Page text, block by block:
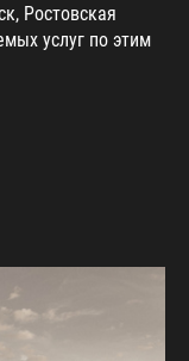
Ростовская
услуг по этим